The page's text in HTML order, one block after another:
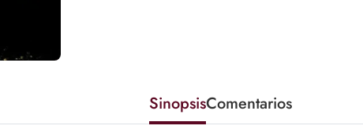
SinopsisComentarios